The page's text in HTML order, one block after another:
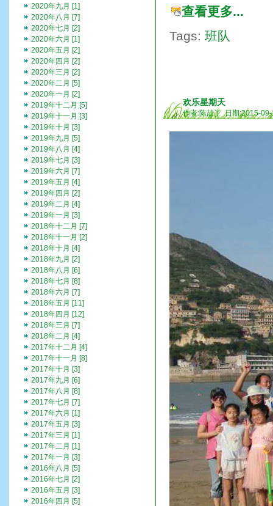
查看更多...
Tags: 班队
欢乐星期天
作者:陈喆丫 日期:2015-
2020年九月 [1]
2020年八月 [7]
2020年七月 [2]
2020年六月 [1]
2020年五月 [2]
2020年四月 [2]
2020年三月 [2]
2020年二月 [5]
2020年一月 [2]
2019年十二月 [5]
2019年十一月 [3]
2019年十月 [3]
2019年九月 [5]
2019年八月 [4]
2019年七月 [3]
2019年六月 [7]
2019年五月 [4]
2019年四月 [2]
2019年二月 [4]
2019年一月 [3]
2018年十二月 [7]
2018年十一月 [2]
2018年十月 [4]
2018年九月 [2]
2018年八月 [6]
2018年七月 [8]
2018年六月 [7]
2018年五月 [11]
2018年四月 [12]
2018年三月 [7]
2018年二月 [4]
2017年十二月 [4]
2017年十一月 [8]
2017年十月 [3]
2017年九月 [6]
2017年八月 [8]
2017年七月 [7]
2017年六月 [1]
2017年五月 [3]
2017年三月 [1]
2017年二月 [1]
2017年一月 [3]
2016年八月 [5]
2016年七月 [2]
2016年五月 [3]
2016年四月 [5]